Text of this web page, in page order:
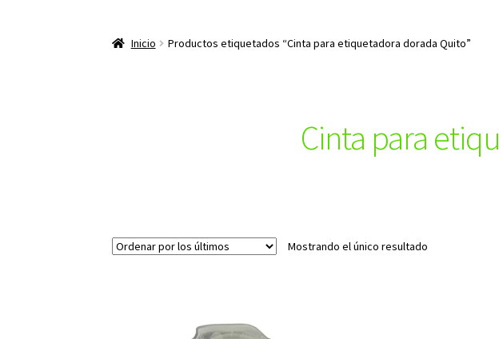
Inicio Productos etiquetados “Cinta para etiquetadora dorada Quito”
Cinta para
Mostrando el único resultado